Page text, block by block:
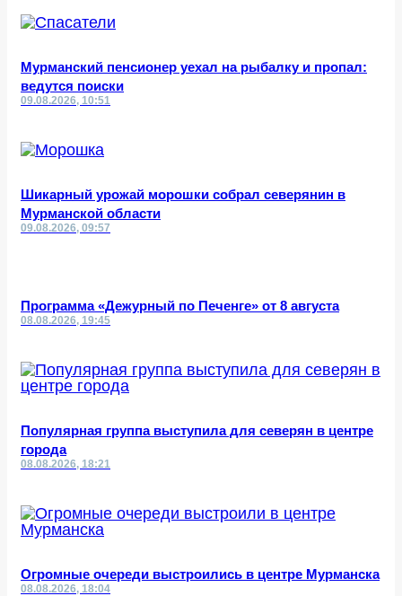
Мурманский пенсионер уехал на рыбалку и пропал:
ведутся поиски
09.08.2026, 10:51
Шикарный урожай морошки собрал северянин в
Мурманской области
09.08.2026, 09:57
Программа «Дежурный по Печенге» от 8 августа
08.08.2026, 19:45
Популярная группа выступила для северян в центре
города
08.08.2026, 18:21
Огромные очереди выстроились в центре Мурманска
08.08.2026, 18:04